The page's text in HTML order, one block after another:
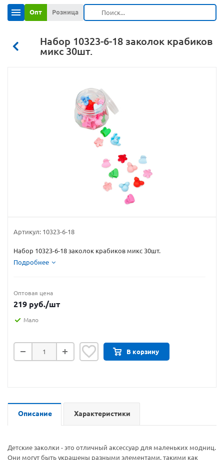
Опт Розница
Набор 10323-6-18 заколок крабиков
микс 30шт.
Артикул: 10323-6-18
Набор 10323-6-18 заколок крабиков микс 30шт.
Подробнее
Оптовая цена
219 руб./шт
Мало
В корзину
Описание Характеристики
Детские заколки - это отличный аксессуар для маленьких модниц.
Они могут быть украшены разными элементами, такими как